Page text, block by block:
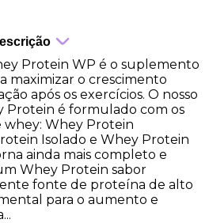
Protein WP é o suplemento
maximizar o crescimento
após os exercícios. O nosso
Protein é formulado com os
whey: Whey Protein
Isolado e Whey Protein
ainda mais completo e
Whey Protein sabor
fonte de proteína de alto
para o aumento e